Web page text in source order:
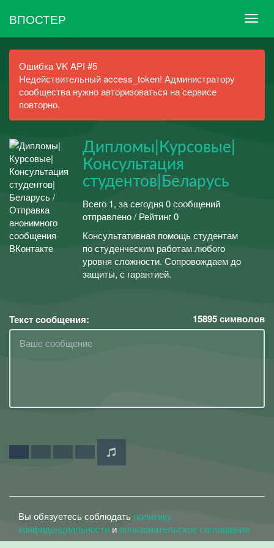
ВПОСТЕР
Ошибка VK API #5
Недействительный access_token! Администратору
сообщества нужно авторизоваться на сервисе
повторно.
Дипломы|Курсовые|
Консультация
студентов|Беларусь
Всего 1, за сегодня 0 сообщений
отправлено / Рейтинг 0
Консультативная помощь студентам
по студенческим работам любого
уровня сложности. Сопровождаем до
защиты, с гарантией.
Текст сообщения: 15895символов
Вы обязуетесь соблюдать политику
конфиденциальности и пользовательское соглашение